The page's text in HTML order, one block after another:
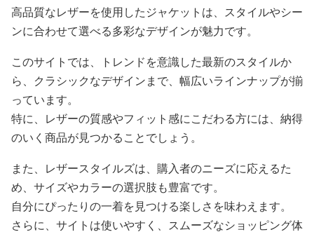
高品質なレザーを使用したジャケットは、スタイルやシー
ンに合わせて選べる多彩なデザインが魅力です。
このサイトでは、トレンドを意識した最新のスタイルか
ら、クラシックなデザインまで、幅広いラインナップが揃
っています。
特に、レザーの質感やフィット感にこだわる方には、納得
のいく商品が見つかることでしょう。
また、レザースタイルズは、購入者のニーズに応えるた
め、サイズやカラーの選択肢も豊富です。
自分にぴったりの一着を見つける楽しさを味わえます。
さらに、サイトは使いやすく、スムーズなショッピング体